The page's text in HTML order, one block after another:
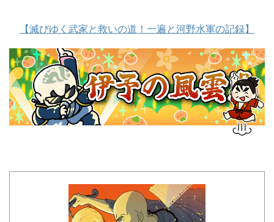
【滅びゆく武家と救いの道！一遍と河野水軍の記録】